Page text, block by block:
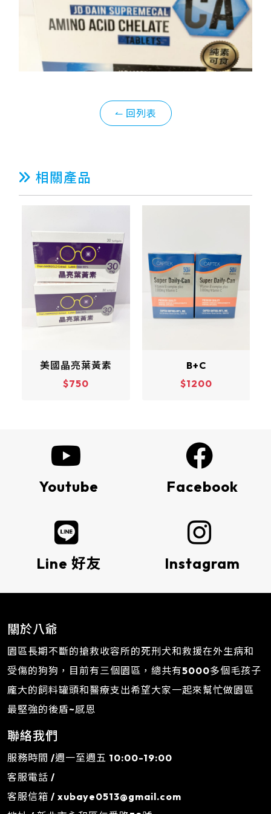
↼ 回列表
相關產品
B+C
$1200
挪威魚油
$1100
Youtube Facebook
Line 好友 Instagram
關於八爺
園區長期不斷的搶救收容所的死刑犬和救援在外生病和
受傷的狗狗，目前有三個園區，總共有5000多個毛孩子
龐大的飼料罐頭和醫療支出希望大家一起來幫忙做園區
最堅強的後盾~感恩
聯絡我們
服務時間 /週一至週五 10:00-19:00
客服電話 /
客服信箱 / xubaye0513@gmail.com